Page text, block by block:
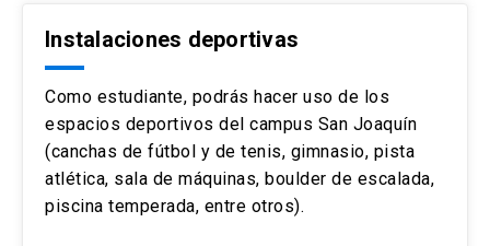
Instalaciones deportivas
Como estudiante, podrás hacer uso de los
espacios deportivos del campus San Joaquín
(canchas de fútbol y de tenis, gimnasio, pista
atlética, sala de máquinas, boulder de escalada,
piscina temperada, entre otros).